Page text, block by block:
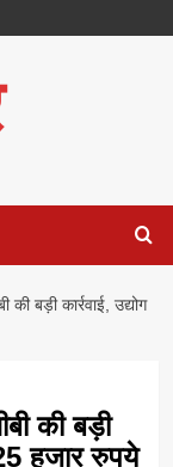
बड़ी कार्रवाई, उद्योग
की बड़ी
हजार रुपये